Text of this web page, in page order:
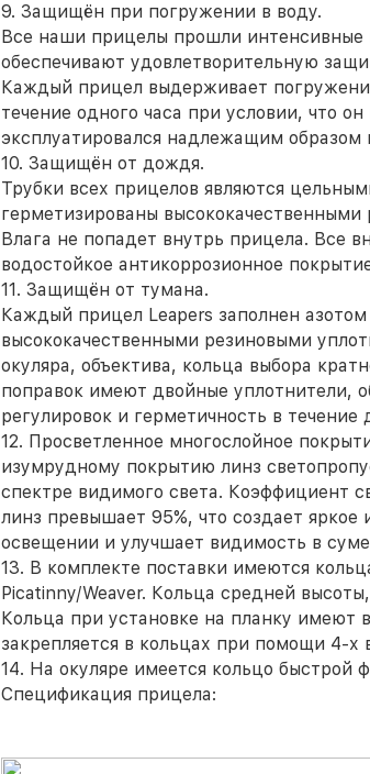
9. Защищён при погружении в воду.
Все наши прицелы прошли интенсивные
обеспечивают удовлетворительную
Каждый прицел выдерживает
течение одного часа при условии, что он
эксплуатировался надлежащим
10. Защищён от дождя.
Трубки всех прицелов являются
герметизированы
Влага не попадет внутрь прицела. Все
водостойкое антикоррозионное
11. Защищён от тумана.
Каждый прицел Leapers заполнен
высококачественными резиновыми
окуляра, объектива, кольца выбора
поправок имеют двойные уплотнители,
регулировок и герметичность в течение
12. Просветленное многослойное
изумрудному покрытию линз
спектре видимого света. Коэффициент
линз превышает 95%, что создает
освещении и улучшает видимость в
13. В комплекте поставки имеются
Picatinny/Weaver. Кольца средней
Кольца при установке на планку имеют
закрепляется в кольцах при помощи 4-
14. На окуляре имеется кольцо быстрой
Спецификация прицела: